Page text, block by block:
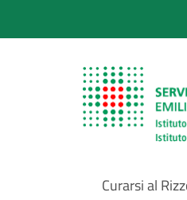
al
Sito
Curarsi al